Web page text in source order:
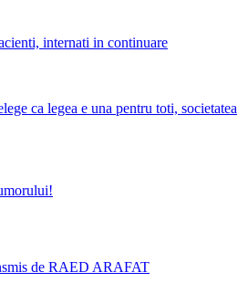
internati in continuare
ca legea e una pentru toti, societatea
de RAED ARAFAT